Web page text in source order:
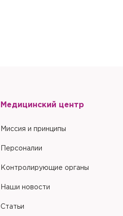
Медицинский центр
Миссия и принципы
Персоналии
Контролирующие органы
Наши новости
Статьи